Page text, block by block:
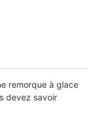
remorque à glace
devez savoir